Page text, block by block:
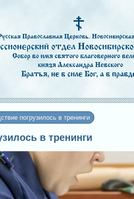
погрузилось в тренинги
в тренинги